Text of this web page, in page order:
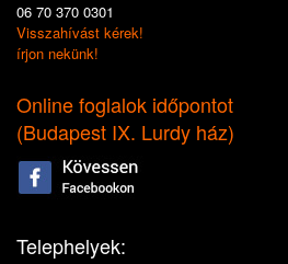
06 70 370 0301
Visszahívást kérek!
írjon nekünk!
Online foglalok időpontot
(Budapest IX. Lurdy ház)
Telephelyek: